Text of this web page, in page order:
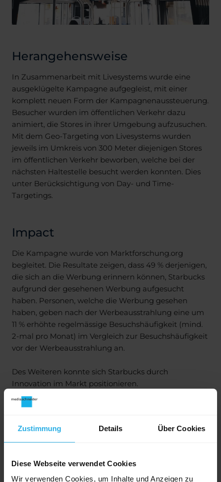
Zustimmung Details Über Cookies
Diese Webseite verwendet Cookies
Wir verwenden Cookies, um Inhalte und Anzeigen zu
Herangehensweise
In Zusammenarbeit mit Livesystems wurde eine
ausgeklügelte Kampagne aufgegleist, mit einer
komplett neuen Form der Kampagnenaussteuerung.
Besucher wurden im öffentlichen Verkehr dazu
animiert, die Stores in ihrer Umgebung aufzusuchen.
Mit dem Geo-Targeting von Livesystems wurden
jeweils im Umkreis von 300 Meter diejenigen Stores
im öffentlichen Verkehr beworben, welche bei der
nächsten Haltestelle besucht werden konnten. Dies
unter Berücksichtigung von Day- und Time-
Targetings.
Impact
Die Kampagne wurde von Marktforschung.org
begleitet. Die Resultate zeigen, dass 49 % derjenigen,
die sich an die Werbung erinnern können, Starbucks
aufgrund der gesehenen Werbung aufgesucht
haben. Personen, welche die Werbung gesehen
haben, geben nach der Werbeausstrahlung eine um
11 % erhöhte regelmässige Besuchshäufigkeit (mind.
2-mal pro Monat) im Vergleich zur Besuchshäufigkeit
vor der Werbeausstrahlung an.
Des Weiteren konnte sich Starbucks durch
Innovation im Markt positionieren.